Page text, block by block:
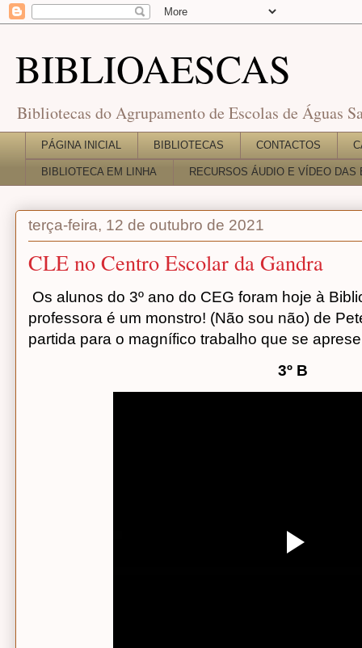
BIBLIOAESCAS
Bibliotecas do Agrupamento de Escolas de Águas
PÁGINA INICIAL BIBLIOTECAS CONTACTOS
BIBLIOTECA EM LINHA RECURSOS ÁUDIO E VÍDEO DAS
terça-feira, 12 de outubro de 2021
CLE no Centro Escolar da Gandra
Os alunos do 3º ano do CEG foram hoje à
professora é um monstro! (Não sou não) de
partida para o magnífico trabalho que se
3º B